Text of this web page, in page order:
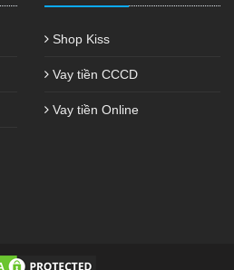
Shop Kiss
Vay tiền CCCD
Vay tiền Online